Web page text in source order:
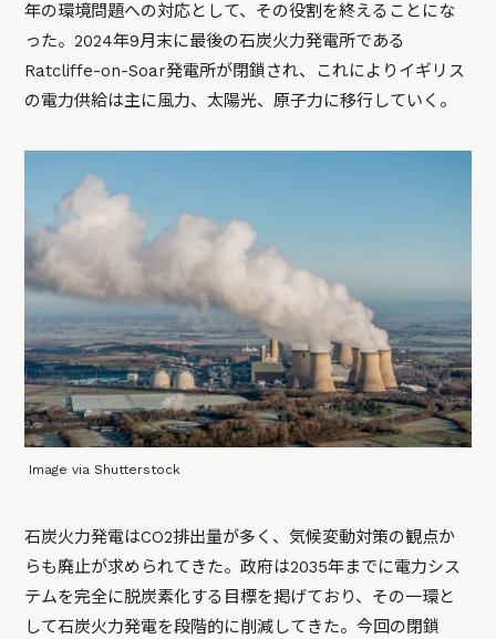
年の環境問題への対応として、その役割を終えることにな
った。2024年9月末に最後の石炭火力発電所である
Ratcliffe-on-Soar発電所が閉鎖され、これによりイギリス
の電力供給は主に風力、太陽光、原子力に移行していく。
Image via Shutterstock
石炭火力発電はCO2排出量が多く、気候変動対策の観点か
らも廃止が求められてきた。政府は2035年までに電力シス
テムを完全に脱炭素化する目標を掲げており、その一環と
して石炭火力発電を段階的に削減してきた。今回の閉鎖